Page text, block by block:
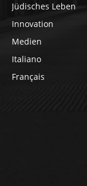
Jüdisches Leben
Innovation
Medien
Italiano
Français